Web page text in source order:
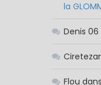
la
Denis 06
Flou dans